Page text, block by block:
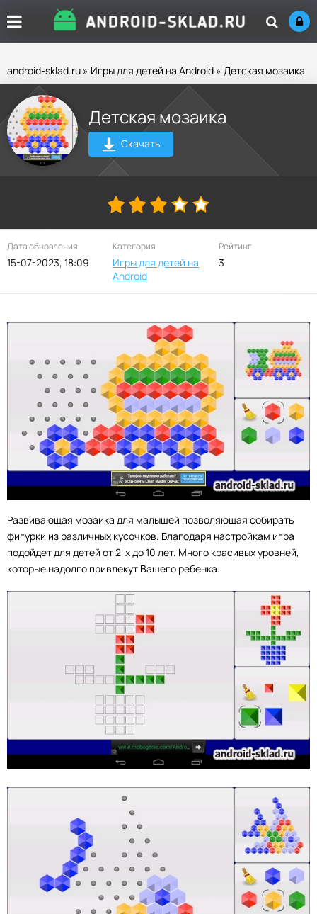
android-sklad.ru » Игры для детей на Android » Детская мозаика
Детская мозаика
Скачать
Дата обновления
15-07-2023, 18:09
Категория
Игры для детей на
Android
Рейтинг
3
Развивающая мозаика для малышей позволяющая собирать
фигурки из различных кусочков. Благодаря настройкам игра
подойдет для детей от 2-х до 10 лет. Много красивых уровней,
которые надолго привлекут Вашего ребенка.